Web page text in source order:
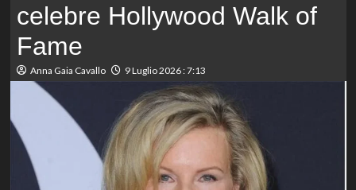
celebre Hollywood Walk of
Fame
Anna Gaia Cavallo 9 Luglio 2026 : 7:13